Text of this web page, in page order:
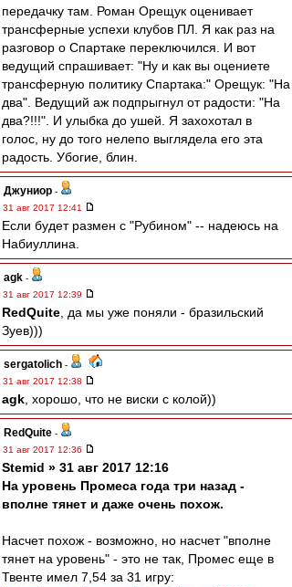
передачку там. Роман Орещук оценивает
трансферные успехи клубов ПЛ. Я как раз на
разговор о Спартаке переключился. И вот
ведущий спрашивает: "Ну и как вы оцениете
трансферную политику Спартака:" Орещук: "На
два". Ведущий аж подпрыгнул от радости: "На
два?!!!". И улыбка до ушей. Я захохотал в
голос, ну до того нелепо выглядела его эта
радость. Убогие, блин.
Джуниор -
31 авг 2017 12:41
Если будет размен с "Рубином" -- надеюсь на
Набиуллина.
agk -
31 авг 2017 12:39
RedQuite , да мы уже поняли - бразильский
Зуев)))
sergatolich -
31 авг 2017 12:38
agk , хорошо, что не виски с колой))
RedQuite -
31 авг 2017 12:36
Stemid » 31 авг 2017 12:16
На уровень Промеса года три назад -
вполне тянет и даже очень похож.
Насчет похож - возможно, но насчет "вполне
тянет на уровень" - это не так, Промес еще в
Твенте имел 7,54 за 31 игру: